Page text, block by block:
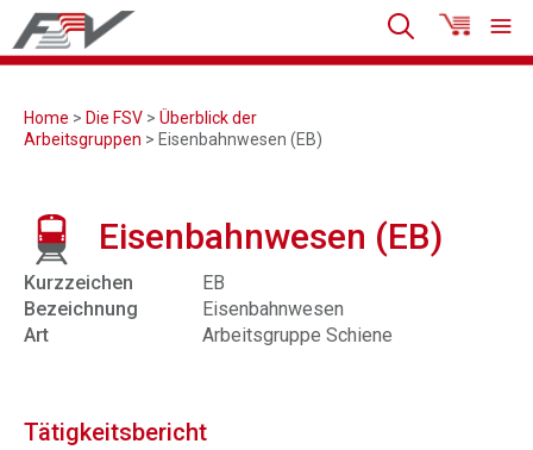
Home > Die FSV > Überblick der
Arbeitsgruppen > Eisenbahnwesen (EB)
Eisenbahnwesen (EB)
Kurzzeichen
EB
Bezeichnung
Eisenbahnwesen
Art
Arbeitsgruppe Schiene
Tätigkeitsbericht